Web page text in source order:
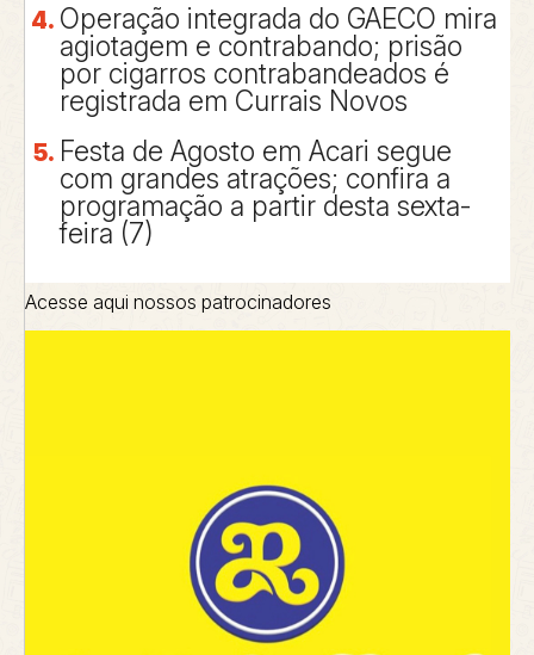
Operação integrada do GAECO mira
agiotagem e contrabando; prisão
por cigarros contrabandeados é
registrada em Currais Novos
Festa de Agosto em Acari segue
com grandes atrações; confira a
programação a partir desta sexta-
feira (7)
Acesse aqui nossos patrocinadores